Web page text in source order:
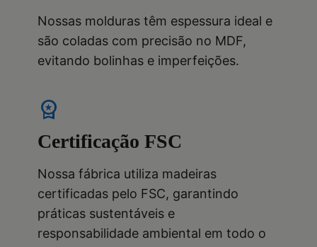
Nossas molduras têm espessura ideal e
são coladas com precisão no MDF,
evitando bolinhas e imperfeições.
workspace_premium
Certificação FSC
Nossa fábrica utiliza madeiras
certificadas pelo FSC, garantindo
práticas sustentáveis e
responsabilidade ambiental em todo o